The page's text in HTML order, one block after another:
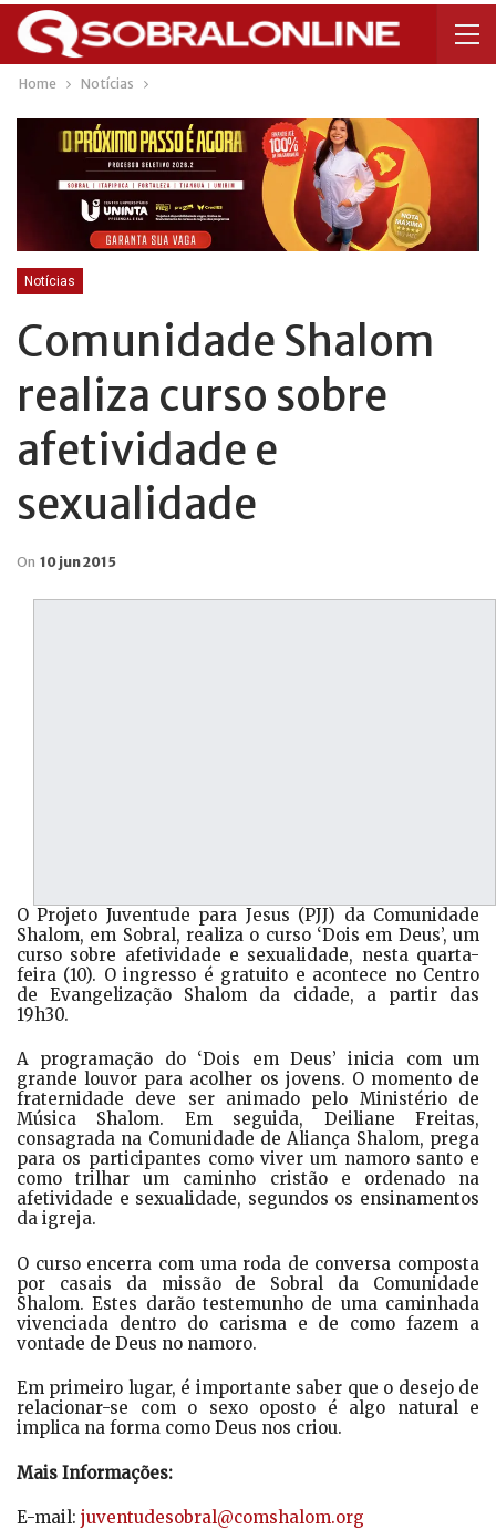
Home Notícias
Notícias
Comunidade Shalom
realiza curso sobre
afetividade e
sexualidade
On 10 jun 2015
O Projeto Juventude para Jesus (PJJ) da Comunidade
Shalom, em Sobral, realiza o curso ‘Dois em Deus’, um
curso sobre afetividade e sexualidade, nesta quarta-
feira (10). O ingresso é gratuito e acontece no Centro
de Evangelização Shalom da cidade, a partir das
19h30.
A programação do ‘Dois em Deus’ inicia com um
grande louvor para acolher os jovens. O momento de
fraternidade deve ser animado pelo Ministério de
Música Shalom. Em seguida, Deiliane Freitas,
consagrada na Comunidade de Aliança Shalom, prega
para os participantes como viver um namoro santo e
como trilhar um caminho cristão e ordenado na
afetividade e sexualidade, segundos os ensinamentos
da igreja.
O curso encerra com uma roda de conversa composta
por casais da missão de Sobral da Comunidade
Shalom. Estes darão testemunho de uma caminhada
vivenciada dentro do carisma e de como fazem a
vontade de Deus no namoro.
Em primeiro lugar, é importante saber que o desejo de
relacionar-se com o sexo oposto é algo natural e
implica na forma como Deus nos criou.
Mais Informações:
E-mail: juventudesobral@comshalom.org